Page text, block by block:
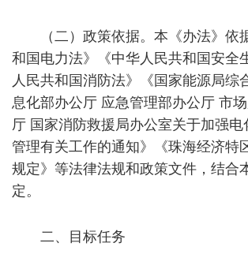
（二）政策依据。本《办法》依
和国电力法》《中华人民共和国安全
人民共和国消防法》《国家能源局综
息化部办公厅 应急管理部办公厅 市
厅 国家消防救援局办公室关于加强
管理有关工作的通知》《珠海经济特
规定》等法律法规和政策文件，结合
定。
二、目标任务